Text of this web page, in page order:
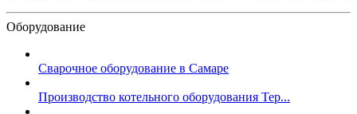
Оборудование
Сварочное оборудование в Самаре
Производство котельного оборудования Тер...